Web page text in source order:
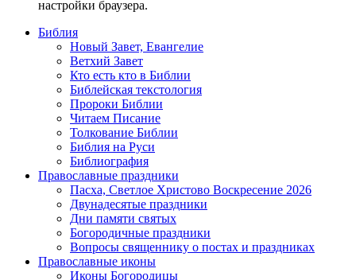
настройки браузера.
Библия
Новый Завет, Евангелие
Ветхий Завет
Кто есть кто в Библии
Библейская текстология
Пророки Библии
Читаем Писание
Толкование Библии
Библия на Руси
Библиография
Православные праздники
Пасха, Светлое Христово Воскресение 2026
Двунадесятые праздники
Дни памяти святых
Богородичные праздники
Вопросы священнику о постах и праздниках
Православные иконы
Иконы Богородицы